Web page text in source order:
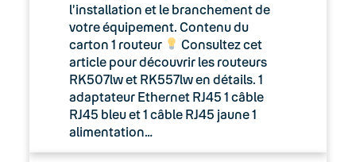
l’installation et le branchement de
votre équipement. Contenu du
carton 1 routeur
Consultez cet
article pour découvrir les routeurs
RK507lw et RK557lw en détails. 1
adaptateur Ethernet RJ45 1 câble
RJ45 bleu et 1 câble RJ45 jaune 1
alimentation…